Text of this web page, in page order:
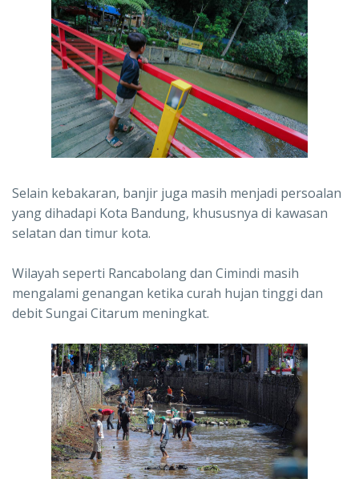
Selain kebakaran, banjir juga masih menjadi persoalan
yang dihadapi Kota Bandung, khususnya di kawasan
selatan dan timur kota.
Wilayah seperti Rancabolang dan Cimindi masih
mengalami genangan ketika curah hujan tinggi dan
debit Sungai Citarum meningkat.